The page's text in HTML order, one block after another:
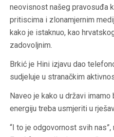
neovisnost našeg pravosuđa
pritiscima i zlonamjernim
kako je istaknuo, kao
zadovoljnim.
Brkić je Hini izjavu dao
sudjeluje u stranačkim
Naveo je kako u državi
energiju treba usmjeriti u
“I to je odgovornost svih